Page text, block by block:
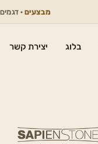
· דגמים
בלוג יצירת קשר